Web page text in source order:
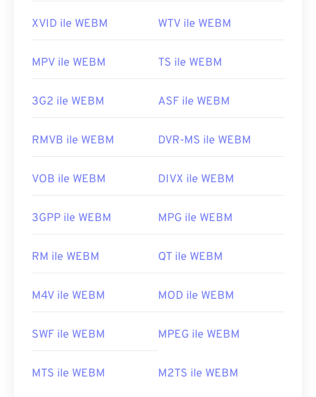
XVID ile WEBM WTV ile WEBM
MPV ile WEBM TS ile WEBM
3G2 ile WEBM ASF ile WEBM
RMVB ile WEBM DVR-MS ile WEBM
VOB ile WEBM DIVX ile WEBM
3GPP ile WEBM MPG ile WEBM
RM ile WEBM QT ile WEBM
M4V ile WEBM MOD ile WEBM
SWF ile WEBM MPEG ile WEBM
MTS ile WEBM M2TS ile WEBM